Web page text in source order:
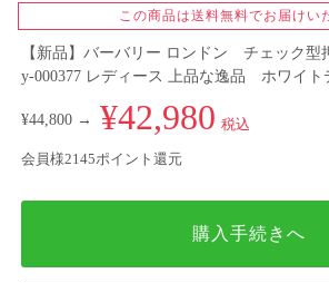
この商品は送料無料でお届けい
【新品】バーバリー ロンドン チェック型
y-000377 レディース 上品な逸品 ホワイ
¥44,800 → ¥42,980 税込
会員様2145ポイント還元
購入手続きへ